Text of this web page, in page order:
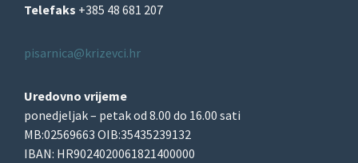
Telefaks +385 48 681 207
pisarnica@krizevci.hr
Uredovno vrijeme
ponedjeljak – petak od 8.00 do 16.00 sati
MB:02569663 OIB:35435239132
IBAN: HR9024020061821400000